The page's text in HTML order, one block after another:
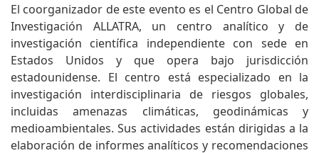
El coorganizador de este evento es el Centro Global de
Investigación ALLATRA, un centro analítico y de
investigación científica independiente con sede en
Estados Unidos y que opera bajo jurisdicción
estadounidense. El centro está especializado en la
investigación interdisciplinaria de riesgos globales,
incluidas amenazas climáticas, geodinámicas y
medioambientales. Sus actividades están dirigidas a la
elaboración de informes analíticos y recomendaciones